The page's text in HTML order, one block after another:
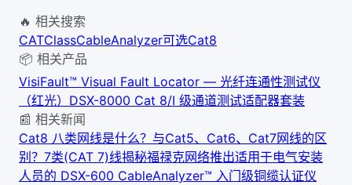
🔥 相关搜索
CATClassCableAnalyzer可选Cat8
📦 相关产品
VisiFault™ Visual Fault Locator — 光纤连通性测试仪
（红光） DSX-8000 Cat 8/I 级通道测试适配器套装
📰 相关新闻
Cat8 八类网线是什么？与Cat5、Cat6、Cat7网线的区
别？ 7类(CAT 7)线揭秘福禄克网络推出适用于电气安装
人员的 DSX-600 CableAnalyzer™ 入门级铜缆认证仪